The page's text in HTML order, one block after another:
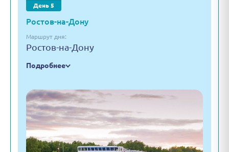
День 5
Ростов-на-Дону
Маршрут дня:
Ростов-на-Дону
Подробнее